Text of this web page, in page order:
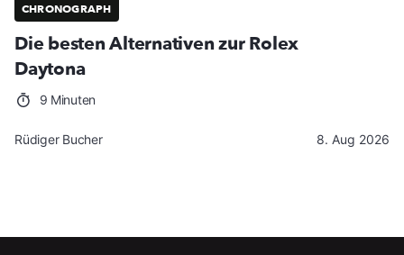
CHRONOGRAPH
Die besten Alternativen zur Rolex
Daytona
9 Minuten
Rüdiger Bucher 8. Aug 2026